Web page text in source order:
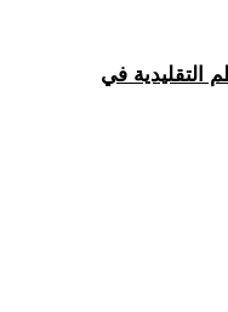
التقليدية في